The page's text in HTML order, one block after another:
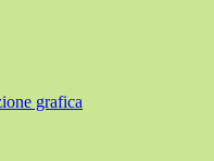
grafica